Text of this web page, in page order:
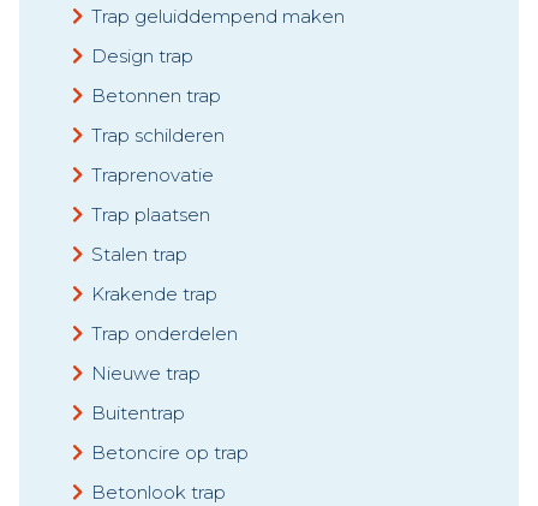
Trap geluiddempend maken
Design trap
Betonnen trap
Trap schilderen
Traprenovatie
Trap plaatsen
Stalen trap
Krakende trap
Trap onderdelen
Nieuwe trap
Buitentrap
Betoncire op trap
Betonlook trap